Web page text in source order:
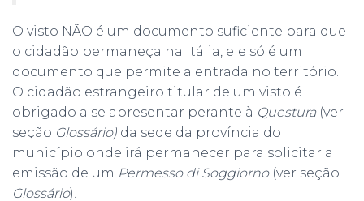
O visto NÃO é um documento suficiente para que
o cidadão permaneça na Itália, ele só é um
documento que permite a entrada no território.
O cidadão estrangeiro titular de um visto é
obrigado a se apresentar perante à Questura(ver
seção Glossário) da sede da província do
município onde irá permanecer para solicitar a
emissão de um Permesso di Soggiorno(ver seção
Glossário).